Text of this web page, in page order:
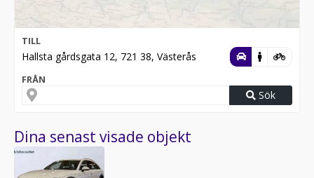
TILL
Hallsta gårdsgata 12, 721 38, Västerås
FRÅN
Sök
Dina senast visade objekt